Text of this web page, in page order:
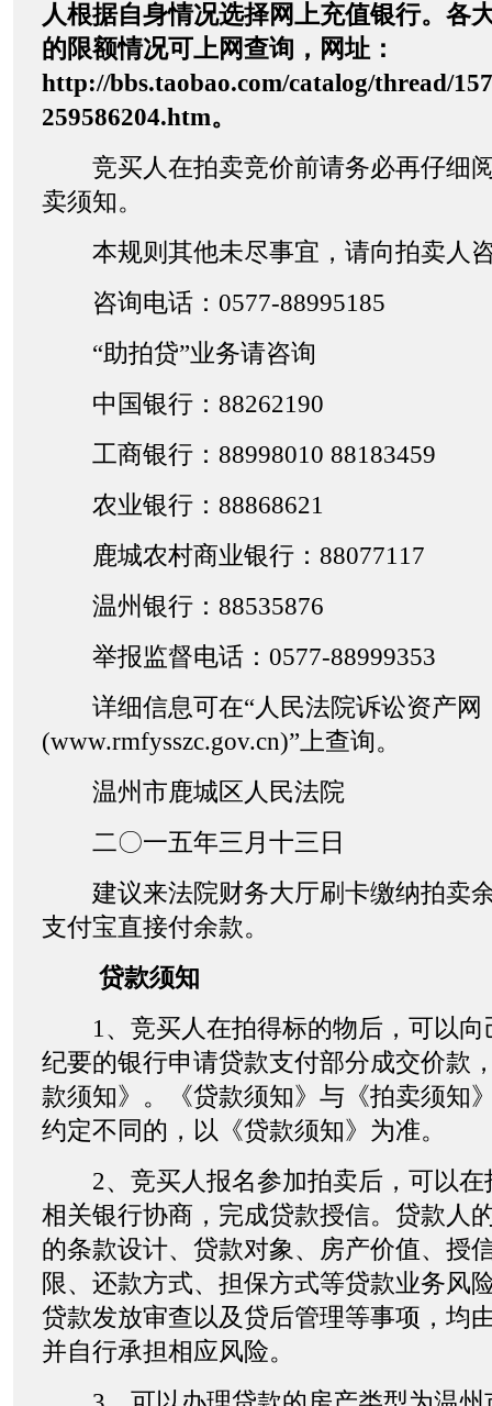
人根据自身情况选择网上充值银行。各
的限额情况可上网查询，网址：
http://bbs.taobao.com/catalog/thread/
259586204.htm。
竞买人在拍卖竞价前请务必再仔细
卖须知。
本规则其他未尽事宜，请向拍卖人
咨询电话：0577-88995185
“助拍贷”业务请咨询
中国银行：88262190
工商银行：88998010 88183459
农业银行：88868621
鹿城农村商业银行：88077117
温州银行：88535876
举报监督电话：0577-88999353
详细信息可在“人民法院诉讼资产网
(www.rmfysszc.gov.cn)”上查询。
温州市鹿城区人民法院
二〇一五年三月十三日
建议来法院财务大厅刷卡缴纳拍卖
支付宝直接付余款。
贷款须知
1、竞买人在拍得标的物后，可以向
纪要的银行申请贷款支付部分成交价款
款须知》。《贷款须知》与《拍卖须知
约定不同的，以《贷款须知》为准。
2、竞买人报名参加拍卖后，可以在
相关银行协商，完成贷款授信。贷款人
的条款设计、贷款对象、房产价值、授
限、还款方式、担保方式等贷款业务风
贷款发放审查以及贷后管理等事项，均
并自行承担相应风险。